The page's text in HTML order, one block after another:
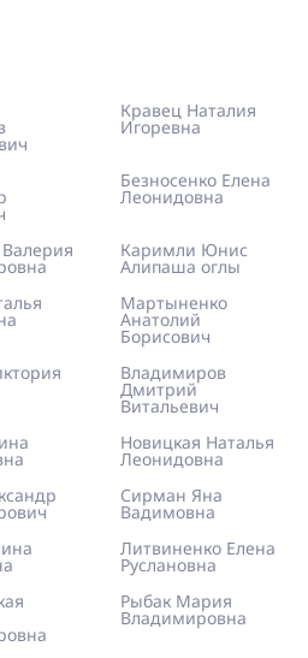
Кравец Наталия
Игоревна
Безносенко Елена
Леонидовна
Каримли Юнис
Алипаша оглы
Мартыненко
Анатолий
Борисович
Владимиров
Дмитрий
Витальевич
Новицкая Наталья
Леонидовна
Сирман Яна
Вадимовна
Литвиненко Елена
Руслановна
Рыбак Мария
Владимировна